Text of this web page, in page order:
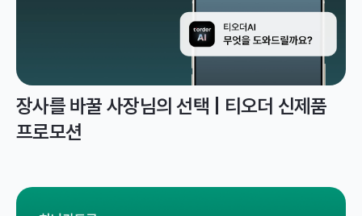
장사를 바꿀 사장님의 선택 | 티오더 신제품
프로모션